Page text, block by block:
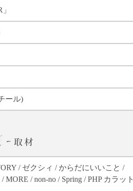
ール)
/ ゼクシィ / からだにいいこと /
/ non-no / Spring / PHP カラット